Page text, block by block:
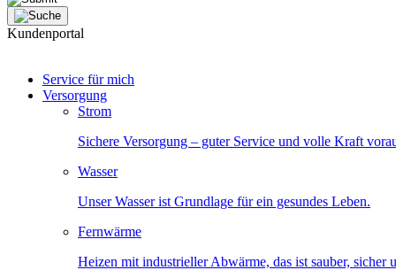
Kundenportal
Service für mich
Versorgung
Strom
Sichere Versorgung – guter Service und volle Kraft
Wasser
Unser Wasser ist Grundlage für ein gesundes Leben.
Fernwärme
Heizen mit industrieller Abwärme, das ist sauber, sicher